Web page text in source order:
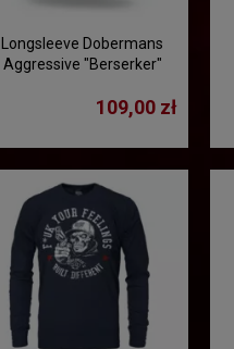
Longsleeve Dobermans
Aggressive "Berserker"
109,00 zł